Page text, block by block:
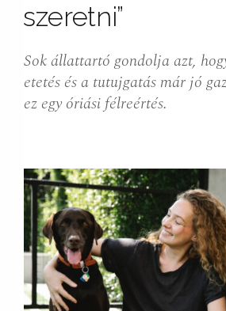
szeretni”
Sok állattartó gondolja azt,
etetés és a tutujgatás már jó
ez egy óriási félreértés.